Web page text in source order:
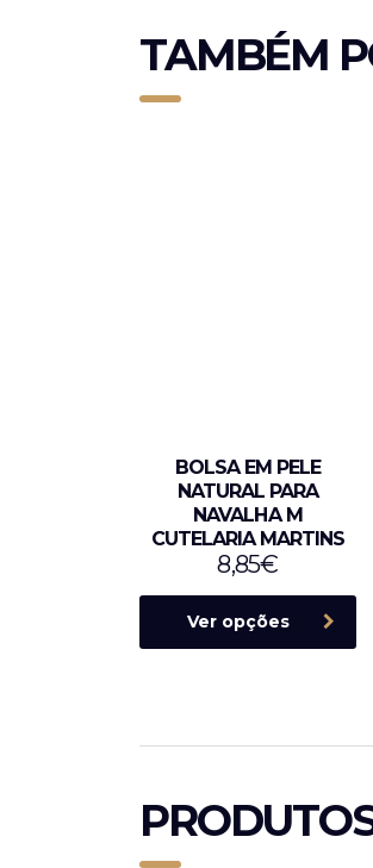
TAMBÉM
BOLSA EM PELE
NATURAL PARA
NAVALHA M
CUTELARIA MARTINS
8,85€
Ver opções